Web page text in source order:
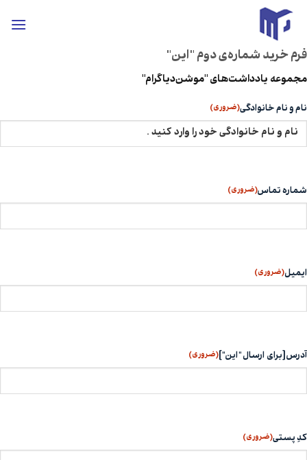
محتوا
فرم خرید شماره‌ی دوم "این"
مجموعه یادداشت‌های "موشن‌دیاگرام"
نام و نام خانوادگی(ضروری)
شماره تماس(ضروری)
ایمیل(ضروری)
آدرس [برای ارسال "این"](ضروری)
کدِ پستی(ضروری)